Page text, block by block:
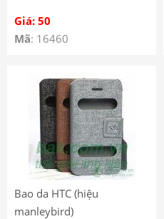
Giá: 50
Mã: 16460
Bao da HTC (hiệu
manleybird)